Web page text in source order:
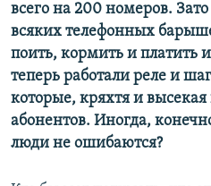
всего на 200 номеров. Зато
всяких телефонных
поить, кормить и платить
теперь работали реле и
которые, кряхтя и
абонентов. Иногда,
люди не ошибаются?